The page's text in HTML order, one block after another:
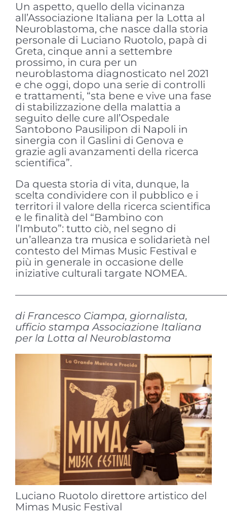
Un aspetto, quello della vicinanza
all’Associazione Italiana per la Lotta al
Neuroblastoma, che nasce dalla storia
personale di Luciano Ruotolo, papà di
Greta, cinque anni a settembre
prossimo, in cura per un
neuroblastoma diagnosticato nel 2021
e che oggi, dopo una serie di controlli
e trattamenti, “sta bene e vive una fase
di stabilizzazione della malattia a
seguito delle cure all’Ospedale
Santobono Pausilipon di Napoli in
sinergia con il Gaslini di Genova e
grazie agli avanzamenti della ricerca
scientifica”.
Da questa storia di vita, dunque, la
scelta condividere con il pubblico e i
territori il valore della ricerca scientifica
e le finalità del “Bambino con
l’Imbuto”: tutto ciò, nel segno di
un’alleanza tra musica e solidarietà nel
contesto del Mimas Music Festival e
più in generale in occasione delle
iniziative culturali targate NOMEA.
di Francesco Ciampa, giornalista,
ufficio stampa Associazione Italiana
per la Lotta al Neuroblastoma
Luciano Ruotolo direttore artistico del
Mimas Music Festival